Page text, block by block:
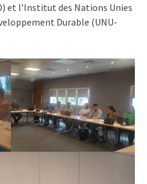
et l’Institut des Nations Unies
Durable (UNU-